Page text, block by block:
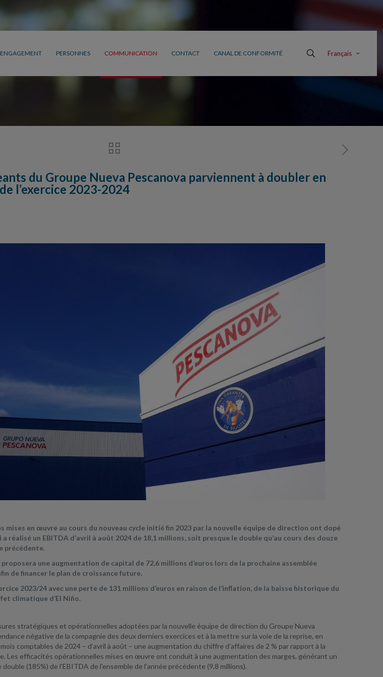
ENGAGEMENT PERSONNES COMMUNICATION CONTACT CANAL DE CONFORMITÉ Français
du Groupe Nueva Pescanova parviennent à doubler en
l’exercice 2023-2024
mises en œuvre au cours du nouveau cycle initié fin 2023 par la nouvelle équipe de direction ont dopé
réalisé un EBITDA d’avril à août 2024 de 18,1 millions, soit presque le double qu’au cours des douze
précédente.
une augmentation de capital de 72,6 millions d’euros lors de la prochaine assemblée
de financer le plan de croissance future.
2023/24 avec une perte de 131 millions d’euros en raison de l’inflation, de la baisse historique du
climatique d’El Niño.
stratégiques et opérationnelles adoptées par la nouvelle équipe de direction du Groupe Nueva
négative de la compagnie des deux derniers exercices et à la mettre sur la voie de la reprise, en
comptables de 2024 – d’avril à août – une augmentation du chiffre d’affaires de 2 % par rapport à la
Les efficacités opérationnelles mises en œuvre ont conduit à une augmentation des marges, générant un
(185%) de l’EBITDA de l’ensemble de l’année précédente (9,8 millions).